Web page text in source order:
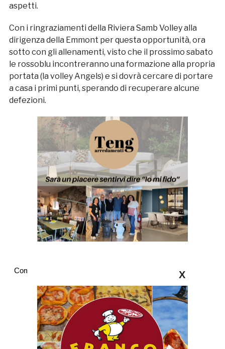
aspetti.
Con i ringraziamenti della Riviera Samb Volley alla
dirigenza della Emmont per questa opportunità, ora
sotto con gli allenamenti, visto che il prossimo sabato
le rossoblu incontreranno una formazione alla propria
portata (la volley Angels) e si dovrà cercare di portare
a casa i primi punti, sperando di recuperare alcune
defezioni.
Commenti X